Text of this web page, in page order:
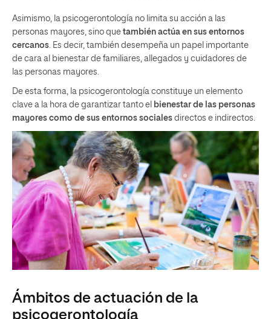
Asimismo, la psicogerontología no limita su acción a las
personas mayores, sino que también actúa en sus entornos
cercanos . Es decir, también desempeña un papel importante
de cara al bienestar de familiares, allegados y cuidadores de
las personas mayores.
De esta forma, la psicogerontología constituye un elemento
clave a la hora de garantizar tanto el bienestar de las personas
mayores como de sus entornos sociales directos e indirectos.
Ámbitos de actuación de la
psicogerontología